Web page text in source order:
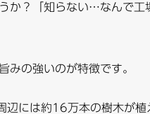
か？「知らない…なんで工
みの強いのが特徴です。
辺には約16万本の樹木が植